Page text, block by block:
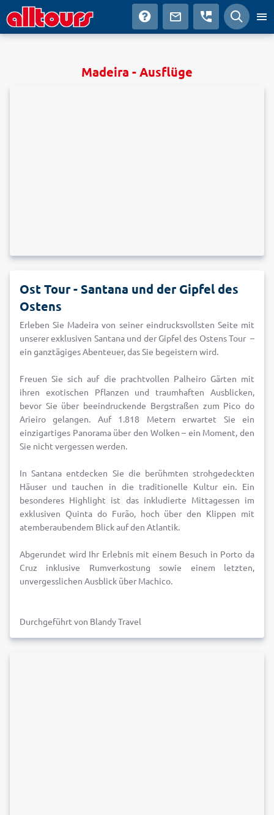
Madeira - Ausflüge
Ost Tour - Santana und der Gipfel des
Ostens
Erleben Sie Madeira von seiner eindrucksvollsten Seite mit
unserer exklusiven Santana und der Gipfel des Ostens Tour –
ein ganztägiges Abenteuer, das Sie begeistern wird.
Freuen Sie sich auf die prachtvollen Palheiro Gärten mit
ihren exotischen Pflanzen und traumhaften Ausblicken,
bevor Sie über beeindruckende Bergstraßen zum Pico do
Arieiro gelangen. Auf 1.818 Metern erwartet Sie ein
einzigartiges Panorama über den Wolken – ein Moment, den
Sie nicht vergessen werden.
In Santana entdecken Sie die berühmten strohgedeckten
Häuser und tauchen in die traditionelle Kultur ein. Ein
besonderes Highlight ist das inkludierte Mittagessen im
exklusiven Quinta do Furão, hoch über den Klippen mit
atemberaubendem Blick auf den Atlantik.
Abgerundet wird Ihr Erlebnis mit einem Besuch in Porto da
Cruz inklusive Rumverkostung sowie einem letzten,
unvergesslichen Ausblick über Machico.
Durchgeführt von Blandy Travel